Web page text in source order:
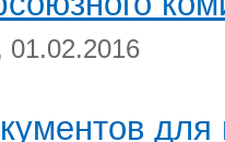
01.02.2016